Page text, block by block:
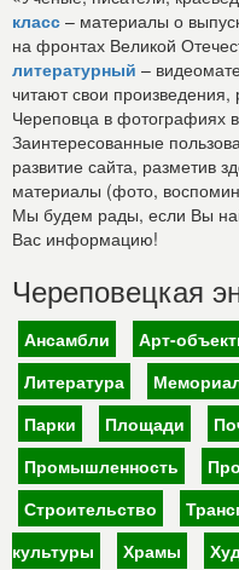
класс – материалы о
на фронтах Великой
литературный –
читают свои
Череповца в фотографиях
Заинтересованные
развитие сайта, разметив
материалы (фото,
Мы будем рады, если Вы
Вас информацию!
Череповецкая
Ансамбли Арт-
Литература
Парки
Площади
Промышленность
Строительство
культуры
Храмы